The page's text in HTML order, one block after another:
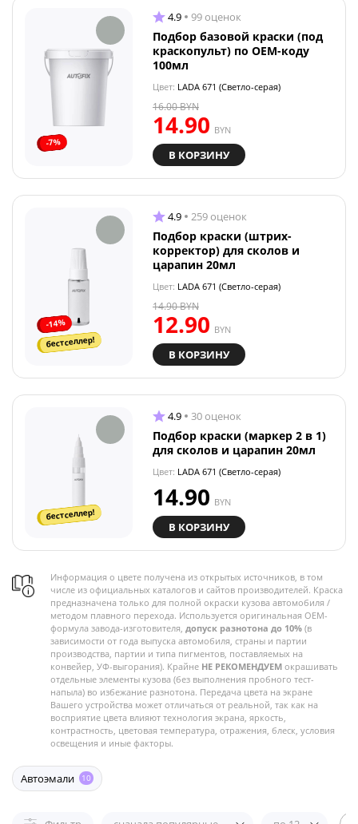
-7%
4.9 99 оценок
Подбор базовой краски (под
краскопульт) по OEM-коду
100мл
Цвет: LADA 671 (Светло-серая)
14.90 BYN
16.00BYN
В КОРЗИНУ
-14%
бестселлер!
4.9 259 оценок
Подбор краски (штрих-
корректор) для сколов и
царапин 20мл
Цвет: LADA 671 (Светло-серая)
12.90 BYN
14.90BYN
В КОРЗИНУ
бестселлер!
4.9 30 оценок
Подбор краски (маркер 2 в 1)
для сколов и царапин 20мл
Цвет: LADA 671 (Светло-серая)
14.90 BYN
В КОРЗИНУ
Информация о цвете получена из открытых источников, в том
числе из официальных каталогов и сайтов производителей. Краска
предназначена только для полной окраски кузова автомобиля /
методом плавного перехода. Используется оригинальная OEM-
формула завода-изготовителя, допуск разнотона до 10% (в
зависимости от года выпуска автомобиля, страны и партии
производства, партии и типа пигментов, поставляемых на
конвейер, УФ-выгорания). Крайне НЕ РЕКОМЕНДУЕМ окрашивать
отдельные элементы кузова (без выполнения пробного тест-
напыла) во избежание разнотона. Передача цвета на экране
Вашего устройства может отличаться от реальной, так как на
восприятие цвета влияют технология экрана, яркость,
контрастность, цветовая температура, отражения, блеск, условия
освещения и иные факторы.
Автоэмали 10